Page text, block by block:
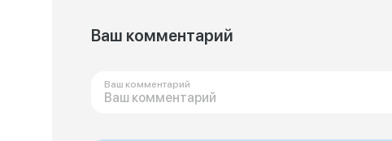
Ваш комментарий
Ваш комментарий